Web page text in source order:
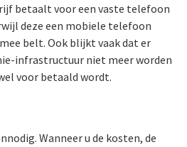
betaalt voor een vaste telefoon
deze een mobiele telefoon
belt. Ook blijkt vaak dat er
infrastructuur niet meer worden
voor betaald wordt.
Wanneer u de kosten, de